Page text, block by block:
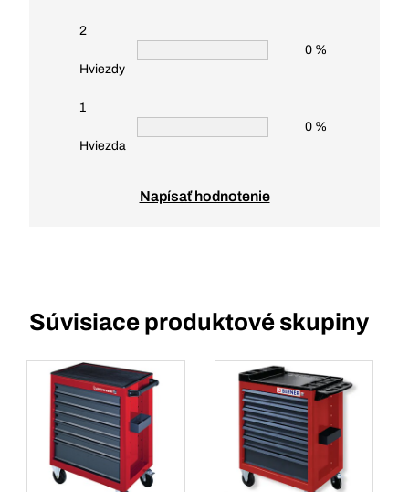
2
Hviezdy
0 %
1
Hviezda
0 %
Napísať hodnotenie
Súvisiace produktové skupiny